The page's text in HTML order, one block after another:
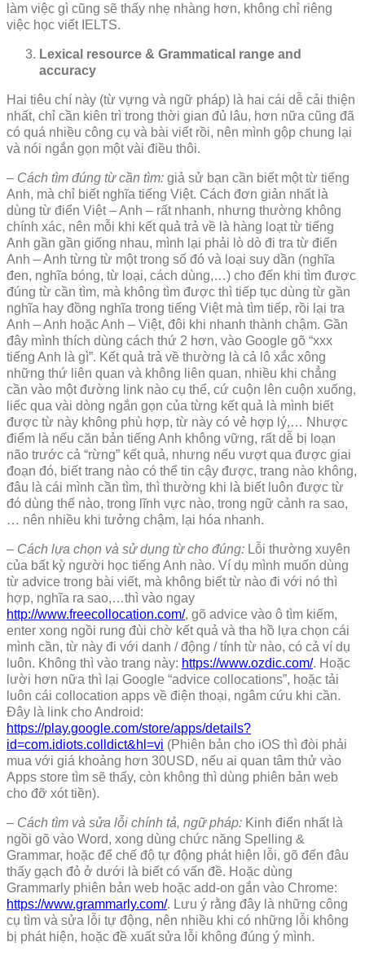
làm việc gì cũng sẽ thấy nhẹ nhàng hơn, không chỉ riêng
việc học viết IELTS.
Lexical resource & Grammatical range and
accuracy
Hai tiêu chí này (từ vựng và ngữ pháp) là hai cái dễ cải thiện
nhất, chỉ cần kiên trì trong thời gian đủ lâu, hơn nữa cũng đã
có quá nhiều công cụ và bài viết rồi, nên mình gộp chung lại
và nói ngắn gọn một vài điều thôi.
– Cách tìm đúng từ cần tìm: giả sử bạn cần biết một từ tiếng
Anh, mà chỉ biết nghĩa tiếng Việt. Cách đơn giản nhất là
dùng từ điển Việt – Anh – rất nhanh, nhưng thường không
chính xác, nên mỗi khi kết quả trả về là hàng loạt từ tiếng
Anh gần gần giống nhau, mình lại phải lò dò đi tra từ điển
Anh – Anh từng từ một trong số đó và loại suy dần (nghĩa
đen, nghĩa bóng, từ loại, cách dùng,…) cho đến khi tìm được
đúng từ cần tìm, mà không tìm được thì tiếp tục dùng từ gần
nghĩa hay đồng nghĩa trong tiếng Việt mà tìm tiếp, rồi lại tra
Anh – Anh hoặc Anh – Việt, đôi khi nhanh thành chậm. Gần
đây mình thích dùng cách thứ 2 hơn, vào Google gõ “xxx
tiếng Anh là gì”. Kết quả trả về thường là cả lô xắc xông
những thứ liên quan và không liên quan, nhiều khi chẳng
cần vào một đường link nào cụ thể, cứ cuộn lên cuộn xuống,
liếc qua vài dòng ngắn gọn của từng kết quả là mình biết
được từ này không phù hợp, từ này có vẻ hợp lý,… Nhược
điểm là nếu căn bản tiếng Anh không vững, rất dễ bị loạn
não trước cả “rừng” kết quả, nhưng nếu vượt qua được giai
đoạn đó, biết trang nào có thể tin cậy được, trang nào không,
đâu là cái mình cần tìm, thì thường khi là biết luôn được từ
đó dùng thế nào, trong lĩnh vực nào, trong ngữ cảnh ra sao,
… nên nhiều khi tưởng chậm, lại hóa nhanh.
– Cách lựa chọn và sử dụng từ cho đúng: Lỗi thường xuyên
của bất kỳ người học tiếng Anh nào. Ví dụ mình muốn dùng
từ advice trong bài viết, mà không biết từ nào đi với nó thì
hợp, nghĩa ra sao,…thì vào ngay
http://www.freecollocation.com/, gõ advice vào ô tìm kiếm,
enter xong ngồi rung đùi chờ kết quả và tha hồ lựa chọn cái
mình cần, từ này đi với danh / động / tính từ nào, có cả ví dụ
luôn. Không thì vào trang này: https://www.ozdic.com/. Hoặc
lười hơn nữa thì lại Google “advice collocations”, hoặc tải
luôn cái collocation apps về điện thoại, ngâm cứu khi cần.
Đây là link cho Android:
https://play.google.com/store/apps/details?
id=com.idiots.colldict&hl=vi (Phiên bản cho iOS thì đòi phải
mua với giá khoảng hơn 30USD, nếu ai quan tâm thử vào
Apps store tìm sẽ thấy, còn không thì dùng phiên bản web
cho đỡ xót tiền).
– Cách tìm và sửa lỗi chính tả, ngữ pháp: Kinh điển nhất là
ngồi gõ vào Word, xong dùng chức năng Spelling &
Grammar, hoặc để chế độ tự động phát hiện lỗi, gõ đến đâu
thấy gạch đỏ ở dưới là biết có vấn đề. Hoặc dùng
Grammarly phiên bản web hoặc add-on gắn vào Chrome:
https://www.grammarly.com/. Lưu ý rằng đây là những công
cụ tìm và sửa lỗi tự động, nên nhiều khi có những lỗi không
bị phát hiện, hoặc đề xuất sửa lỗi không đúng ý mình.